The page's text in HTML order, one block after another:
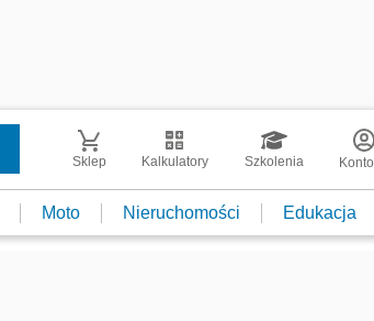
Sklep Kalkulatory Szkolenia Konto
Moto Nieruchomości Edukacja